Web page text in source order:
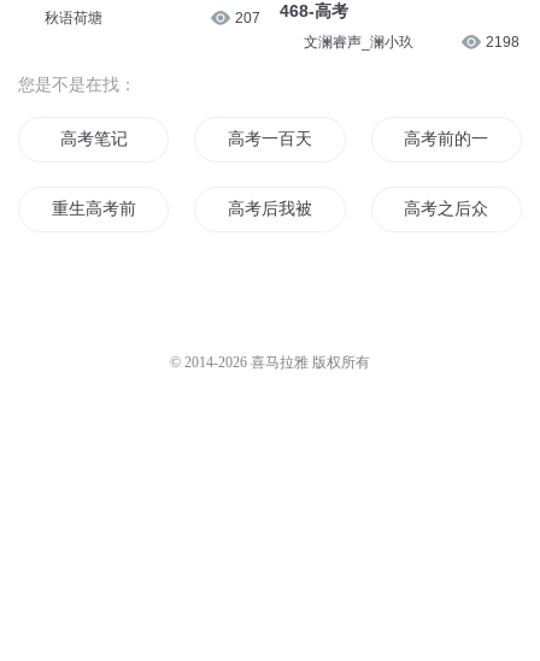
秋语荷塘 207 468-高考
文澜睿声_澜小玖 2198
您是不是在找：
高考笔记 高考一百天 高考前的一百天
重生高考前 高考后我被仙大录取 高考之后众魔之战
© 2014-2026 喜马拉雅 版权所有